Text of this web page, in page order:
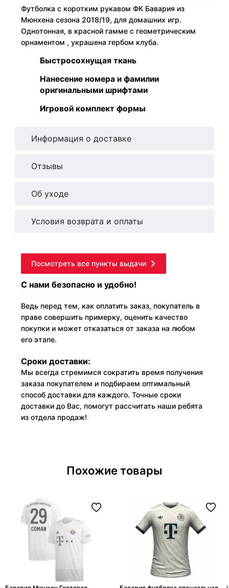
Футболка с коротким рукавом ФК Бавария из
Мюнхена сезона 2018/19, для домашних игр.
Однотонная, в красной гамме с геометрическим
орнаментом , украшена гербом клуба.
Быстросохнущая ткань
Нанесение номера и фамилии
оригинальными шрифтами
Игровой комплект формы
Информация о доставке
Отзывы
Об уходе
Условия возврата и оплаты
Посмотреть все пункты выдачи
С нами безопасно и удобно!
Ведь перед тем, как оплатить заказ, покупатель в
праве совершить примерку, оценить качество
покупки и может отказаться от заказа на любом
его этапе.
Сроки доставки:
Мы всегда стремимся сократить время получения
заказа покупателем и подбираем оптимальный
способ доставки для каждого. Точные сроки
доставки до Вас, помогут рассчитать наши ребята
из отдела продаж!
Похожие товары